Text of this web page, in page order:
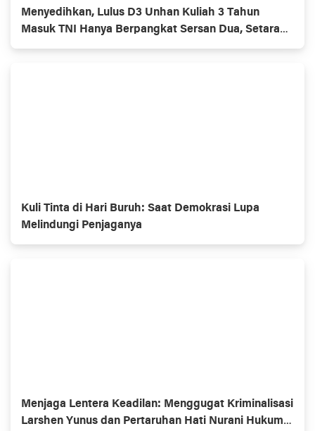
Menyedihkan, Lulus D3 Unhan Kuliah 3 Tahun
Masuk TNI Hanya Berpangkat Sersan Dua, Setara
Lulusan SMU.
Kuli Tinta di Hari Buruh: Saat Demokrasi Lupa
Melindungi Penjaganya
Menjaga Lentera Keadilan: Menggugat Kriminalisasi
Larshen Yunus dan Pertaruhan Hati Nurani Hukum